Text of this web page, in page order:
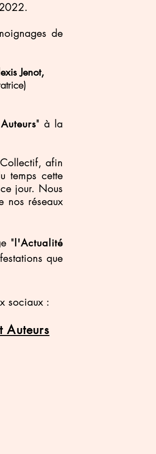
de
Jenot,
" à la
afin
temps cette
jour. Nous
nos réseaux
"l'Actualité
que
sociaux :
Auteurs